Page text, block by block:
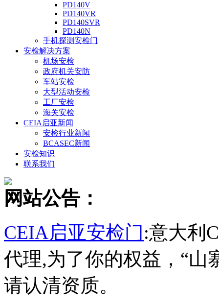
PD140V
PD140VR
PD140SVR
PD140N
手机探测安检门
安检解决方案
机场安检
政府机关安防
车站安检
大型活动安检
工厂安检
海关安检
CEIA启亚新闻
安检行业新闻
BCASEC新闻
安检知识
联系我们
网站公告：
CEIA启亚安检门:意大利
代理,为了你的权益，“山
请认清资质。